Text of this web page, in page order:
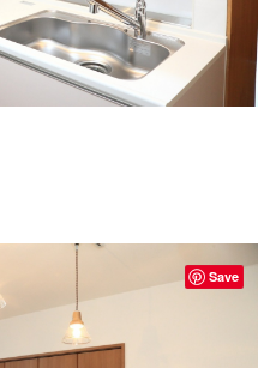
Save